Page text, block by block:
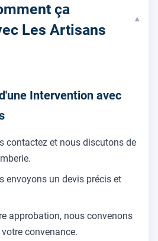
ça
Les Artisans
▾
Intervention avec
contactez et nous discutons de
envoyons un devis précis et
approbation, nous convenons
convenance.